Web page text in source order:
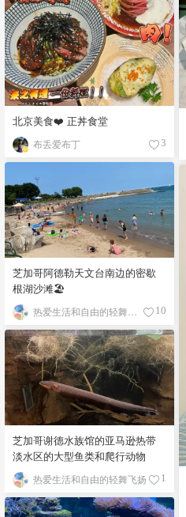
北京美食❤️ 正丼食堂
布丢爱布丁 3
芝加哥阿德勒天文台南边的密歇
根湖沙滩🏖️
10
芝加哥谢德水族馆的亚马逊热带
淡水区的大型鱼类和爬行动物
热爱生活和自由的轻舞飞扬 1